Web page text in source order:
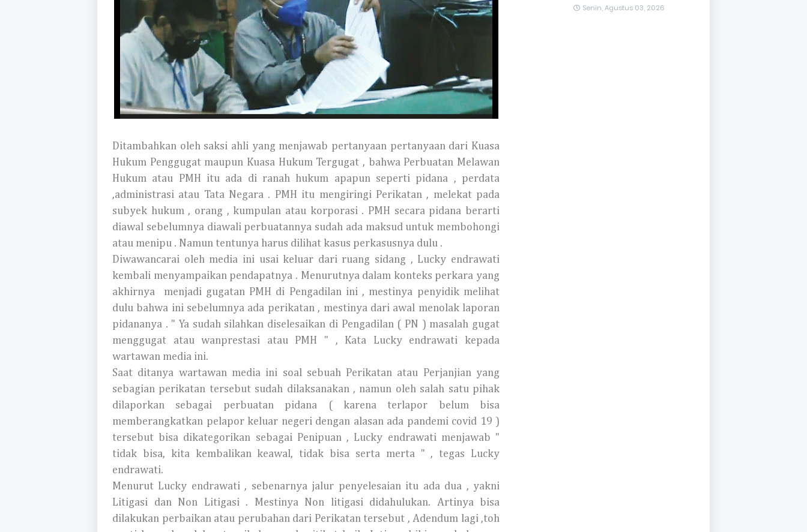
Ditambahkan oleh saksi ahli yang menjawab pertanyaan pertanyaan dari Kuasa
Hukum Penggugat maupun Kuasa Hukum Tergugat , bahwa Perbuatan Melawan
Hukum atau PMH itu ada di ranah hukum apapun seperti pidana , perdata
,administrasi atau Tata Negara . PMH itu mengiringi Perikatan , melekat pada
subyek hukum , orang , kumpulan atau korporasi . PMH secara pidana berarti
diawal sebelumnya diawali perbuatannya sudah ada maksud untuk membohongi
atau menipu . Namun tentunya harus dilihat kasus perkasusnya dulu .
Diwawancarai oleh media ini usai keluar dari ruang sidang , Lucky endrawati
kembali menyampaikan pendapatnya . Menurutnya dalam konteks perkara yang
akhirnya menjadi gugatan PMH di Pengadilan ini , mestinya penyidik melihat
dulu bahwa ini sebelumnya ada perikatan , mestinya dari awal menolak laporan
pidananya . " Ya sudah silahkan diselesaikan di Pengadilan ( PN ) masalah gugat
menggugat atau wanprestasi atau PMH " , Kata Lucky endrawati kepada
wartawan media ini.
Saat ditanya wartawan media ini soal sebuah Perikatan atau Perjanjian yang
sebagian perikatan tersebut sudah dilaksanakan , namun oleh salah satu pihak
dilaporkan sebagai perbuatan pidana ( karena terlapor belum bisa
memberangkatkan pelapor keluar negeri dengan alasan ada pandemi covid 19 )
tersebut bisa dikategorikan sebagai Penipuan , Lucky endrawati menjawab "
tidak bisa, kita kembalikan keawal, tidak bisa serta merta " , tegas Lucky
endrawati.
Menurut Lucky endrawati , sebenarnya jalur penyelesaian itu ada dua , yakni
Litigasi dan Non Litigasi . Mestinya Non litigasi didahulukan. Artinya bisa
dilakukan perbaikan atau perubahan dari Perikatan tersebut , Adendum lagi ,toh
Senin, Agustus 03, 2026